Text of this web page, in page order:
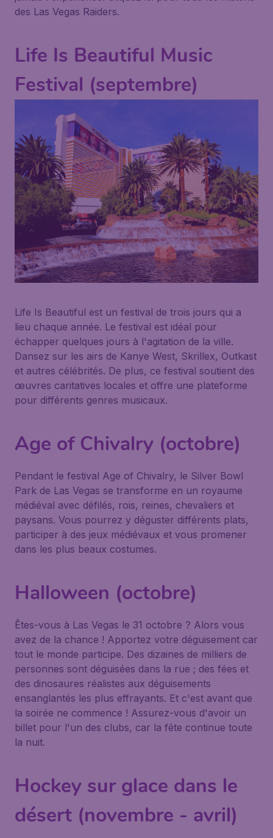
des Las Vegas Raiders.
Life Is Beautiful Music
Festival (septembre)
Life Is Beautiful est un festival de trois jours qui a
lieu chaque année. Le festival est idéal pour
échapper quelques jours à l'agitation de la ville.
Dansez sur les airs de Kanye West, Skrillex, Outkast
et autres célébrités. De plus, ce festival soutient des
œuvres caritatives locales et offre une plateforme
pour différents genres musicaux.
Age of Chivalry (octobre)
Pendant le festival Age of Chivalry, le Silver Bowl
Park de Las Vegas se transforme en un royaume
médiéval avec défilés, rois, reines, chevaliers et
paysans. Vous pourrez y déguster différents plats,
participer à des jeux médiévaux et vous promener
dans les plus beaux costumes.
Halloween (octobre)
Êtes-vous à Las Vegas le 31 octobre ? Alors vous
avez de la chance ! Apportez votre déguisement car
tout le monde participe. Des dizaines de milliers de
personnes sont déguisées dans la rue ; des fées et
des dinosaures réalistes aux déguisements
ensanglantés les plus effrayants. Et c'est avant que
la soirée ne commence ! Assurez-vous d'avoir un
billet pour l'un des clubs, car la fête continue toute
la nuit.
Hockey sur glace dans le
désert (novembre - avril)